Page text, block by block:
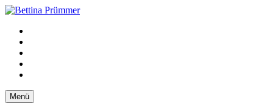
Springe
Inhalt
Menü